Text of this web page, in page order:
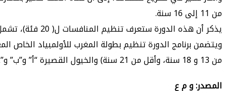
من 11 إلى 16 سنة.
يذكر أن هذه الدورة ستعرف تنظيم المنافسات ل( 20 فئة)، تشمل مختلف الأعمار والمستويات من الفرسان الشباب إلى المحترفين.
ويتضمن برنامج الدورة تنظيم بطولة المغرب للأولمبياد الخاص
من 13 و 18 سنة، وأقل من 21 سنة) والخيول القصيرة “أ” و”ب” و”ج” والهواة والبطولة العسكرية “أ” و”ب” والترويض خيول قصيرة “أ” و”ب” و “ج”.
المصدر: و م ع